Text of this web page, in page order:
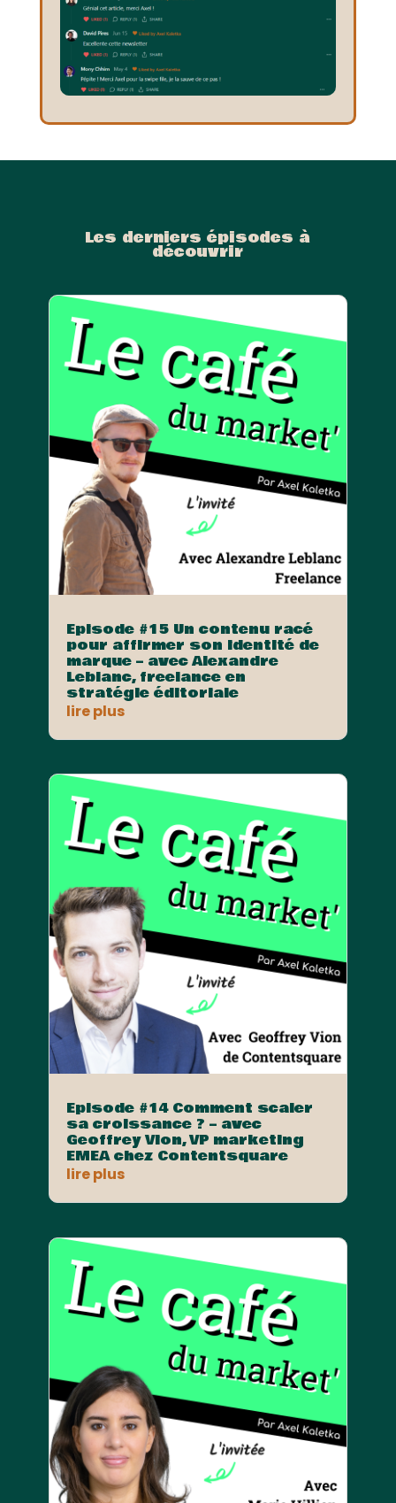
Les derniers épisodes à
découvrir
Episode #15 Un contenu racé
pour affirmer son identité de
marque – avec Alexandre
Leblanc, freelance en
stratégie éditoriale
lire plus
Episode #14 Comment scaler
sa croissance ? – avec
Geoffrey Vion, VP marketing
EMEA chez Contentsquare
lire plus